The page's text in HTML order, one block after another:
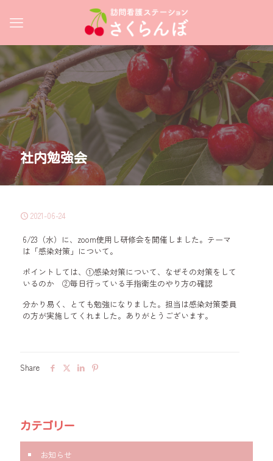
社内勉強会
2021-06-24
6/23（水）に、zoom使用し研修会を開催しました。テーマ
は「感染対策」について。
ポイントしては、①感染対策について、なぜその対策をして
いるのか ②毎日行っている手指衛生のやり方の確認
分かり易く、とても勉強になりました。担当は感染対策委員
の方が実施してくれました。ありがとうございます。
Share
カテゴリー
お知らせ